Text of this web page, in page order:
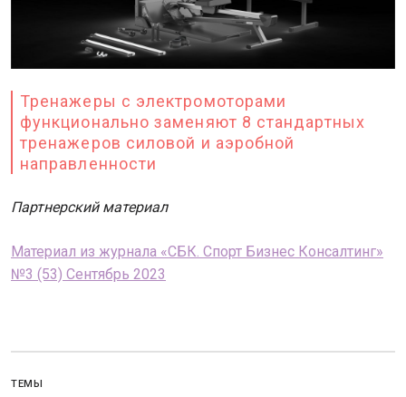
Тренажеры с электромоторами
функционально заменяют 8 стандартных
тренажеров силовой и аэробной
направленности
Партнерский материал
Материал из журнала «СБК. Спорт Бизнес Консалтинг»
№3 (53) Сентябрь 2023
ТЕМЫ